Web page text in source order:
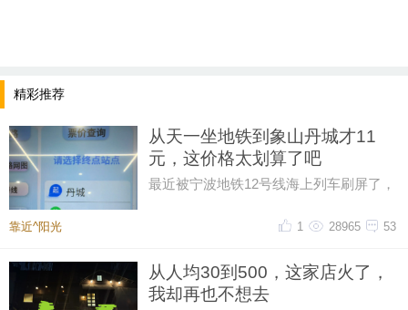
精彩推荐
从天一坐地铁到象山丹城才11
元，这价格太划算了吧
最近被宁波地铁12号线海上列车刷屏了，
从天一广场坐到象山丹城是11晕
靠近^阳光 53
28965
1
从人均30到500，这家店火了，
我却再也不想去